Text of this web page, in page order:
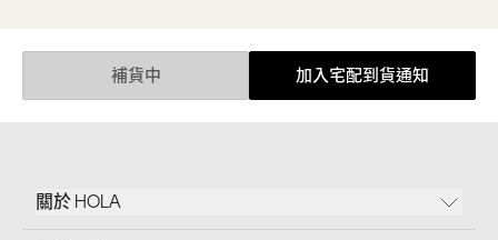
補貨中 加入宅配到貨通知
關於 HOLA